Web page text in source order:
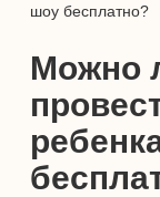
шоу бесплатно?
Можно